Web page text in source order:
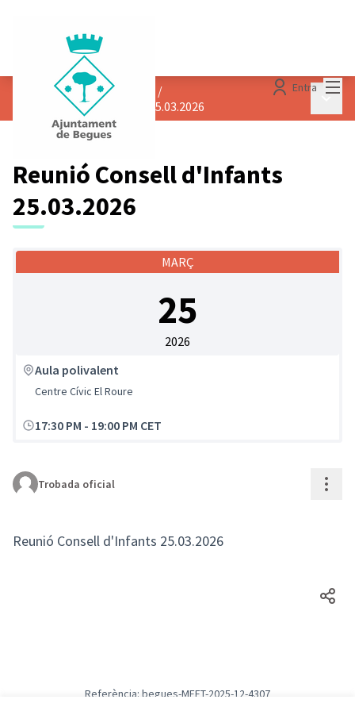
Entra
CALENDARI DE REUNIONS
/
Reunió Consell d'Infants 25.03.2026
Reunió Consell d'Infants
25.03.2026
MARÇ
25
2026
Aula polivalent
Centre Cívic El Roure
17:30 PM - 19:00 PM CET
Trobada oficial
Reunió Consell d'Infants 25.03.2026
Referència: begues-MEET-2025-12-4307